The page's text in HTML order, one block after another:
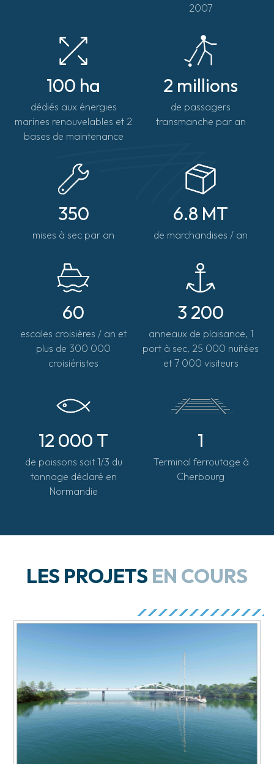
2007
100 ha
dédiés aux énergies
marines renouvelables et 2
bases de maintenance
2 millions
de passagers
transmanche par an
350
mises à sec par an
6.8 MT
de marchandises / an
60
escales croisières / an et
plus de 300 000
croisiéristes
3 200
anneaux de plaisance, 1
port à sec, 25 000 nuitées
et 7 000 visiteurs
12 000 T
de poissons soit 1/3 du
tonnage déclaré en
Normandie
1
Terminal ferroutage à
Cherbourg
LES PROJETS EN COURS